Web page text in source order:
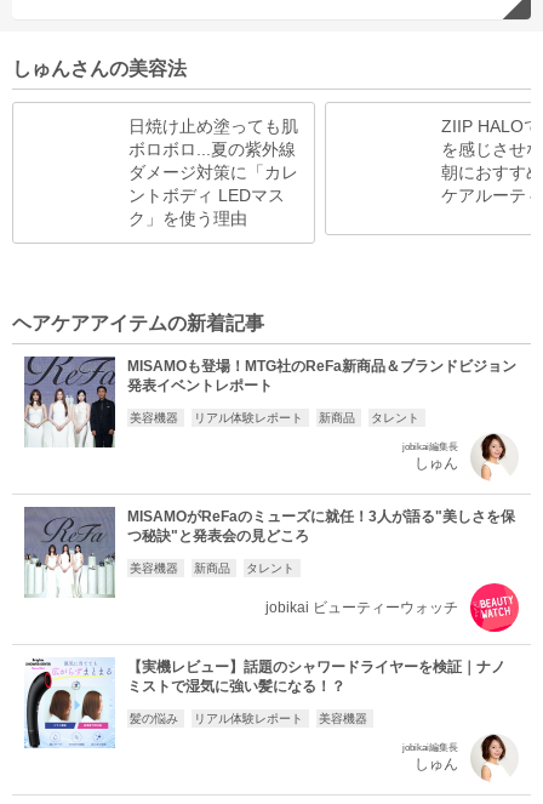
しゅんさんの美容法
日焼け止め塗っても肌
ボロボロ...夏の紫外線
ダメージ対策に「カレ
ントボディ LEDマス
ク」を使う理由
ZIIP HALO
を感じさせ
朝におすす
ケアルーテ
ヘアケアアイテムの新着記事
MISAMOも登場！MTG社のReFa新商品＆ブランドビジョン
発表イベントレポート
美容機器 リアル体験レポート 新商品 タレント
jobikai編集長
しゅん
MISAMOがReFaのミューズに就任！3人が語る"美しさを保
つ秘訣"と発表会の見どころ
美容機器 新商品 タレント
jobikai ビューティーウォッチ
【実機レビュー】話題のシャワードライヤーを検証｜ナノ
ミストで湿気に強い髪になる！？
髪の悩み リアル体験レポート 美容機器
jobikai編集長
しゅん